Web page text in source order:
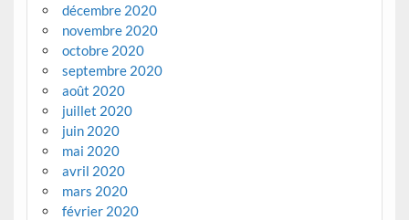
décembre 2020
novembre 2020
octobre 2020
septembre 2020
août 2020
juillet 2020
juin 2020
mai 2020
avril 2020
mars 2020
février 2020